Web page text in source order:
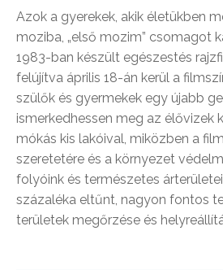
Azok a gyerekek, akik életükben
moziba, „első mozim” csomagot
1983-ban készült egészestés
felújítva április 18-án kerül a
szülők és gyermekek egy újabb
ismerkedhessen meg az élővizek
mókás kis lakóival, miközben a
szeretetére és a környezet
folyóink és természetes
százaléka eltűnt, nagyon fontos
területek megőrzése és